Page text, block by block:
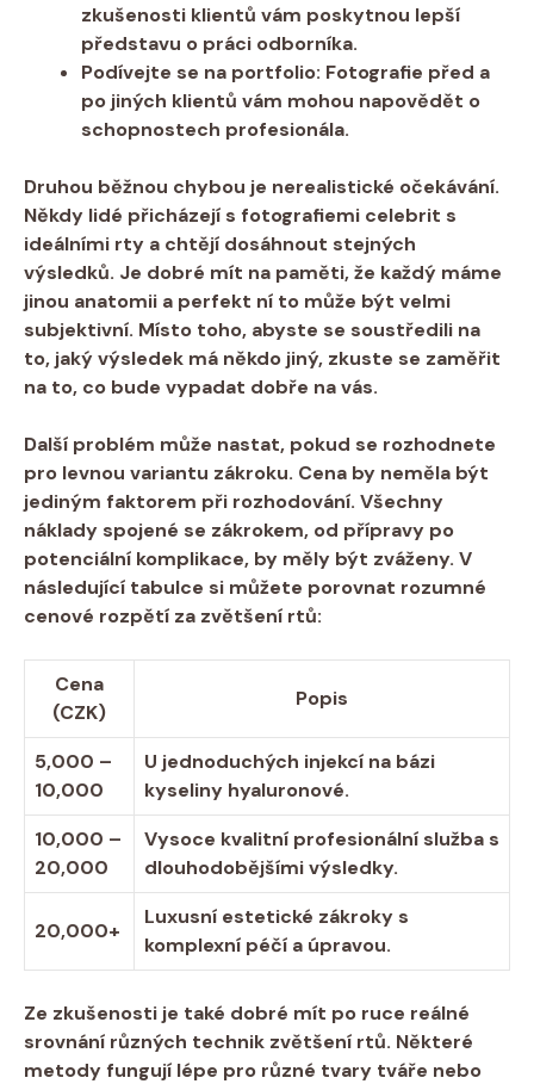
zkušenosti klientů vám poskytnou lepší
představu o práci odborníka.
Podívejte se na portfolio: Fotografie před a
po jiných klientů vám mohou napovědět o
schopnostech profesionála.
Druhou běžnou chybou je nerealistické očekávání.
Někdy lidé přicházejí s fotografiemi celebrit s
ideálními rty a chtějí dosáhnout stejných
výsledků. Je dobré mít na paměti, že každý máme
jinou anatomii a perfekt ní to může být velmi
subjektivní. Místo toho, abyste se soustředili na
to, jaký výsledek má někdo jiný, zkuste se zaměřit
na to, co bude vypadat dobře na vás.
Další problém může nastat, pokud se rozhodnete
pro levnou variantu zákroku. Cena by neměla být
jediným faktorem při rozhodování. Všechny
náklady spojené se zákrokem, od přípravy po
potenciální komplikace, by měly být zváženy. V
následující tabulce si můžete porovnat rozumné
cenové rozpětí za zvětšení rtů:
Cena
(CZK)
Popis
5,000 –
10,000
U jednoduchých injekcí na bázi
kyseliny hyaluronové.
10,000 –
20,000
Vysoce kvalitní profesionální služba s
dlouhodobějšími výsledky.
20,000+
Luxusní estetické zákroky s
komplexní péčí a úpravou.
Ze zkušenosti je také dobré mít po ruce reálné
srovnání různých technik zvětšení rtů. Některé
metody fungují lépe pro různé tvary tváře nebo